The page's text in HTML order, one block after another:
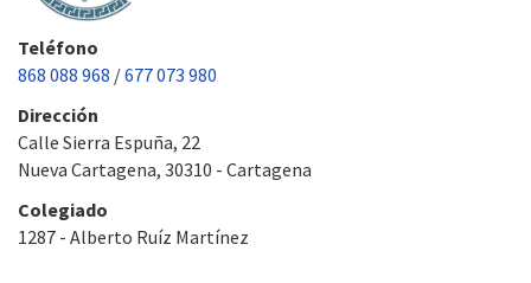
Teléfono
868 088 968 /677 073 980
Dirección
Calle Sierra Espuña, 22
Nueva Cartagena, 30310 - Cartagena
Colegiado
1287 - Alberto Ruíz Martínez